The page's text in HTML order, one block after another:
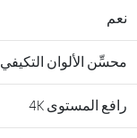
نعم
محسِّن الألوان التكيفي
رافع المستوى 4K